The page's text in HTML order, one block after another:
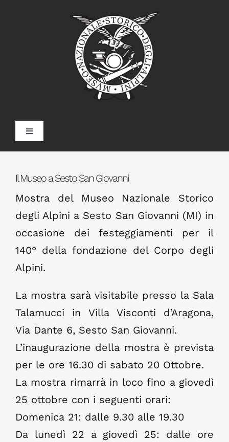
Toggle
Pillole di Storia
Eventi
Contatti
Il Museo a Sesto San Giovanni
Mostra del Museo Nazionale Storico
degli Alpini a Sesto San Giovanni (MI) in
occasione dei festeggiamenti per il
140° della fondazione del Corpo degli
Alpini.
La mostra sarà visitabile presso la Sala
Talamucci in Villa Visconti d’Aragona,
Via Dante 6, Sesto San Giovanni.
L’inaugurazione della mostra è prevista
per le ore 16.30 di sabato 20 Ottobre.
La mostra rimarrà in loco fino a giovedì
25 ottobre con i seguenti orari:
Domenica 21: dalle 9.30 alle 19.30
Da lunedì 22 a giovedì 25: dalle ore